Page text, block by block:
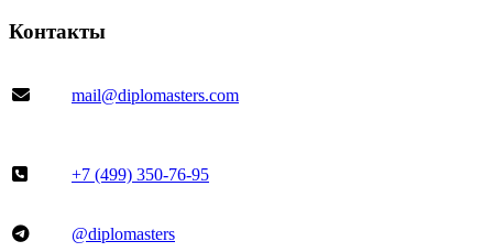
Контакты
mail@diplomasters.com
+7 (499) 350-76-95
@diplomasters